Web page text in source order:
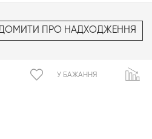
ПРО НАДХОДЖЕННЯ
У БАЖАННЯ